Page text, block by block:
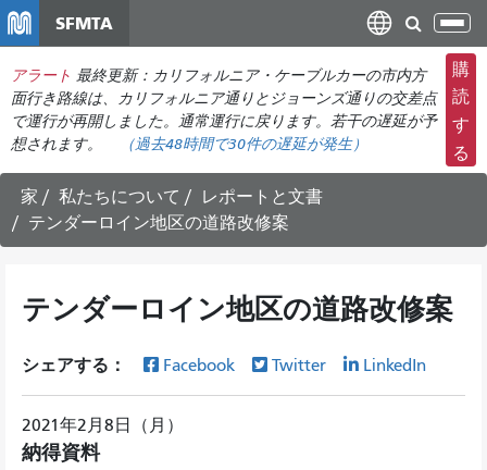
ン
コ
ン
テ
ン
ツ
に
移
SFMTA
ナ
ビ
ゲ
ー
シ
ョ
切
替
え
アラート 最終更新：カリフォルニア・ケーブルカーの市内方
面行き路線は、カリフォルニア通りとジョーンズ通りの交差点
で運行が再開しました。通常運行に戻ります。若干の遅延が予
想されます。
（過去48時間で30件の遅延が発生）
購
読
す
る
家 私たちについて
レポートと文書
テンダーロイン地区の道路改修案
テンダーロイン地区の道路改修案
シェアする： Facebook Twitter LinkedIn
2021年2月8日（月）
納得資料